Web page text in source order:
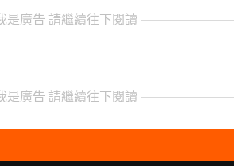
是廣告 請繼續往下閱讀
是廣告 請繼續往下閱讀